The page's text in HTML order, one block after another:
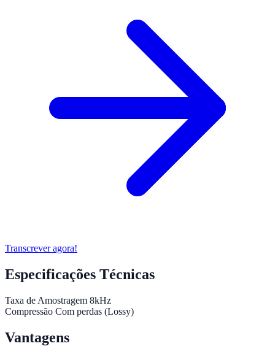
Transcrever agora!
Especificações Técnicas
Taxa de Amostragem 8kHz
Compressão Com perdas (Lossy)
Vantagens